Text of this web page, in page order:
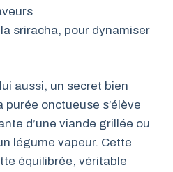
sriracha, pour dynamiser
aussi, un secret bien
purée onctueuse s’élève
d’une viande grillée ou
légume vapeur. Cette
équilibrée, véritable